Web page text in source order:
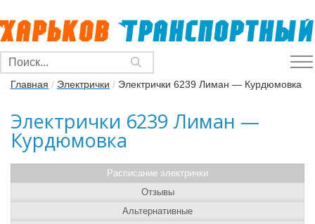
Главная / Электрички / Электрички 6239 Лиман — Курдюмовка
Электрички 6239 Лиман —
Курдюмовка
Расписание электрички
Отзывы
Альтернативные